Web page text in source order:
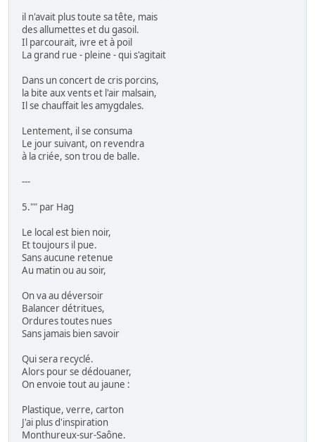
il n'avait plus toute sa tête, mais
des allumettes et du gasoil.
Il parcourait, ivre et à poil
La grand rue - pleine - qui s'agitait
Dans un concert de cris porcins,
la bite aux vents et l'air malsain,
Il se chauffait les amygdales.
Lentement, il se consuma
Le jour suivant, on revendra
à la criée, son trou de balle.
---
5."" par Hag
Le local est bien noir,
Et toujours il pue.
Sans aucune retenue
Au matin ou au soir,
On va au déversoir
Balancer détritues,
Ordures toutes nues
Sans jamais bien savoir
Qui sera recyclé.
Alors pour se dédouaner,
On envoie tout au jaune :
Plastique, verre, carton
J'ai plus d'inspiration
Monthureux-sur-Saône.